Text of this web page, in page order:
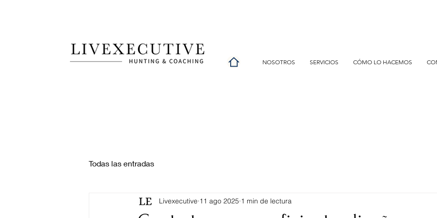
NOSOTROS SERVICIOS CÓMO LO HACEMOS
Todas las entradas
Livexecutive 11 ago 2025 1 min de lectura